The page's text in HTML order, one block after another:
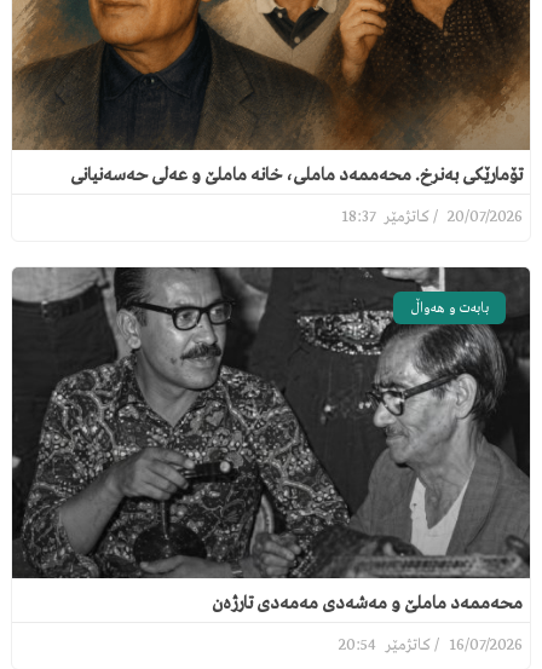
تۆمارێکی بەنرخ. محەممەد ماملی، خانە ماملێ و عەلی حەسەنیانی
20/07/2026
18:37
بابەت و هەواڵ
محەممەد ماملێ و مەشەدی مەمەدی تارژەن
16/07/2026